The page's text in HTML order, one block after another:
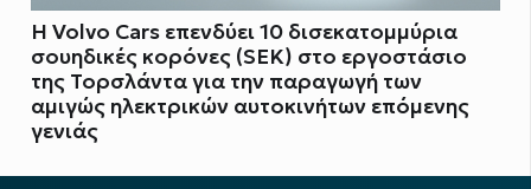
Η Volvo Cars επενδύει 10 δισεκατομμύρια
σουηδικές κορόνες (SEK) στο εργοστάσιο
της Τορσλάντα για την παραγωγή των
αμιγώς ηλεκτρικών αυτοκινήτων επόμενης
γενιάς